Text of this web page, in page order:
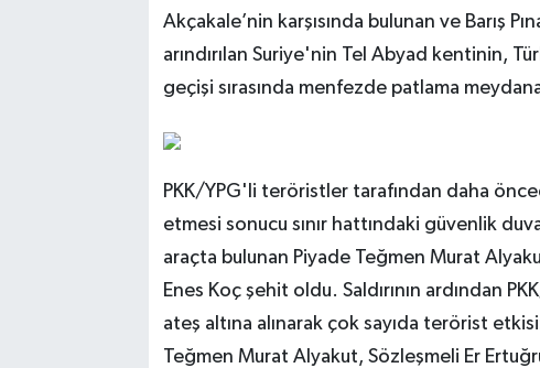
Akçakale’nin karşısında bulunan ve Barış
arındırılan Suriye'nin Tel Abyad kentinin,
geçişi sırasında menfezde patlama
PKK/YPG'li teröristler tarafından daha
etmesi sonucu sınır hattındaki güvenlik
araçta bulunan Piyade Teğmen Murat
Enes Koç şehit oldu. Saldırının ardından
ateş altına alınarak çok sayıda terörist
Teğmen Murat Alyakut, Sözleşmeli Er